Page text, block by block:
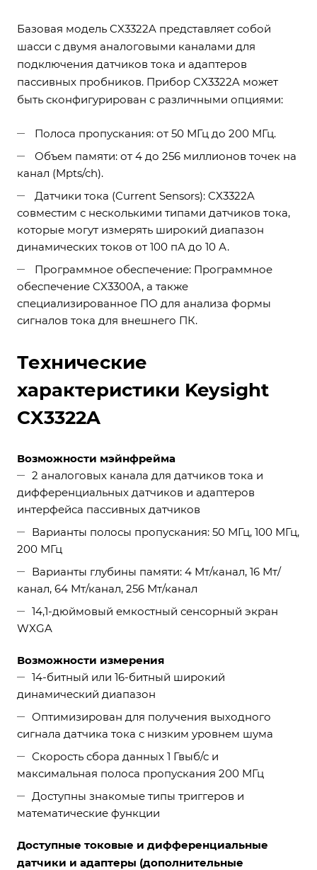
Базовая модель CX3322A представляет собой
шасси с двумя аналоговыми каналами для
подключения датчиков тока и адаптеров
пассивных пробников. Прибор CX3322A может
быть сконфигурирован с различными опциями:
Полоса пропускания: от 50 МГц до 200 МГц.
Объем памяти: от 4 до 256 миллионов точек на
канал (Mpts/ch).
Датчики тока (Current Sensors): CX3322A
совместим с несколькими типами датчиков тока,
которые могут измерять широкий диапазон
динамических токов от 100 пА до 10 А.
Программное обеспечение: Программное
обеспечение CX3300A, а также
специализированное ПО для анализа формы
сигналов тока для внешнего ПК.
Технические
характеристики Keysight
CX3322A
Возможности мэйнфрейма
2 аналоговых канала для датчиков тока и
дифференциальных датчиков и адаптеров
интерфейса пассивных датчиков
Варианты полосы пропускания: 50 МГц, 100 МГц,
200 МГц
Варианты глубины памяти: 4 Мт/канал, 16 Мт/
канал, 64 Мт/канал, 256 Мт/канал
14,1-дюймовый емкостный сенсорный экран
WXGA
Возможности измерения
14-битный или 16-битный широкий
динамический диапазон
Оптимизирован для получения выходного
сигнала датчика тока с низким уровнем шума
Скорость сбора данных 1 Гвыб/с и
максимальная полоса пропускания 200 МГц
Доступны знакомые типы триггеров и
математические функции
Доступные токовые и дифференциальные
датчики и адаптеры (дополнительные